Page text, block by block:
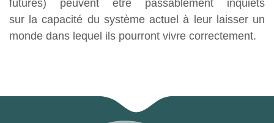
futures) peuvent être passablement inquiets
sur la capacité du système actuel à leur laisser un
monde dans lequel ils pourront vivre correctement.